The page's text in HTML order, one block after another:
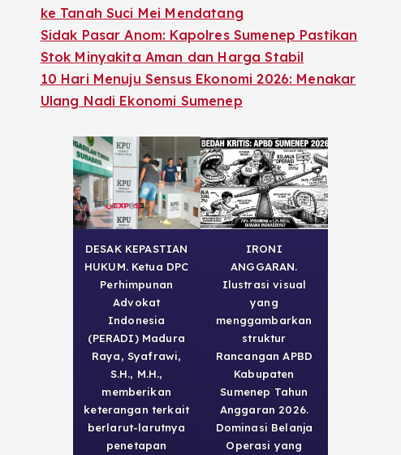
ke Tanah Suci Mei Mendatang
Sidak Pasar Anom: Kapolres Sumenep Pastikan
Stok Minyakita Aman dan Harga Stabil
10 Hari Menuju Sensus Ekonomi 2026: Menakar
Ulang Nadi Ekonomi Sumenep
DESAK KEPASTIAN
HUKUM. Ketua DPC
Perhimpunan
Advokat
Indonesia
(PERADI) Madura
Raya, Syafrawi,
S.H., M.H.,
memberikan
keterangan terkait
berlarut-larutnya
penetapan
IRONI
ANGGARAN.
Ilustrasi visual
yang
menggambarkan
struktur
Rancangan APBD
Kabupaten
Sumenep Tahun
Anggaran 2026.
Dominasi Belanja
Operasi yang